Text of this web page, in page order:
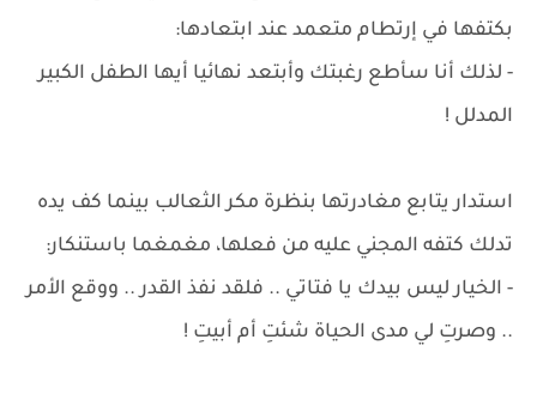
بكتفها في إرتطام متعمد عند ابتعادها:
- لذلك أنا سأطع رغبتك وأبتعد نهائيا أيها الطفل الكبير
المدلل !
استدار يتابع مغادرتها بنظرة مكر الثعالب بينما كف يده
تدلك كتفه المجني عليه من فعلها، مغمغما باستنكار:
- الخيار ليس بيدك يا فتاتي .. فلقد نفذ القدر .. ووقع الأمر
.. وصرتِ لي مدى الحياة شئتِ أم أبيتِ !